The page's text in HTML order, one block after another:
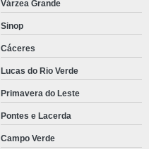
Várzea Grande
Sinop
Cáceres
Lucas do Rio Verde
Primavera do Leste
Pontes e Lacerda
Campo Verde